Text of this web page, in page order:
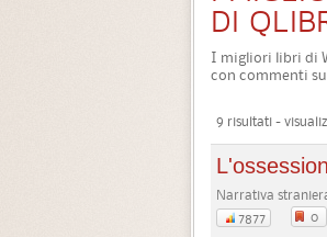
DI
I migliori libri di
con commenti
9 risultati -
Narrativa
7877
0